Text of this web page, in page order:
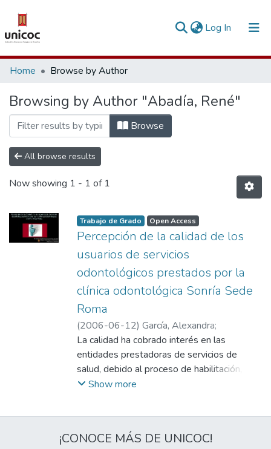
Log In (current)
Communities & Collections
Research Outputs
Fundings & Projects
People
Statistics
Home Browse by Author
Browsing by Author "Abadía, René"
Browse
All browse results
Now showing 1 - 1 of 1
Trabajo de Grado Open Access
Percepción de la calidad de los
usuarios de servicios
odontológicos prestados por la
clínica odontológica Sonría Sede
Roma
(2006-06-12) García, Alexandra;
Labrador, Sidney;
Pachón Rodríguez, Mónica Alejandra;
Triana, Witman;Abadía, René;
Gómez Vélez, Conrado
La calidad ha cobrado interés en las
entidades prestadoras de servicios de
salud, debido al proceso de habilitación,
acreditación y mejoramiento. A su vez la
servicio ha hecho que los prestadores sean
más competitivos y diseñen estrategias
Show more
¡CONOCE MÁS DE UNICOC!